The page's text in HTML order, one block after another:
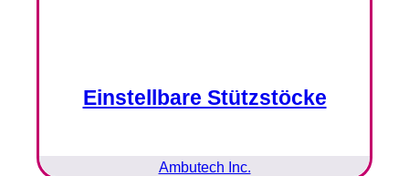
Einstellbare Stützstöcke
Ambutech Inc.